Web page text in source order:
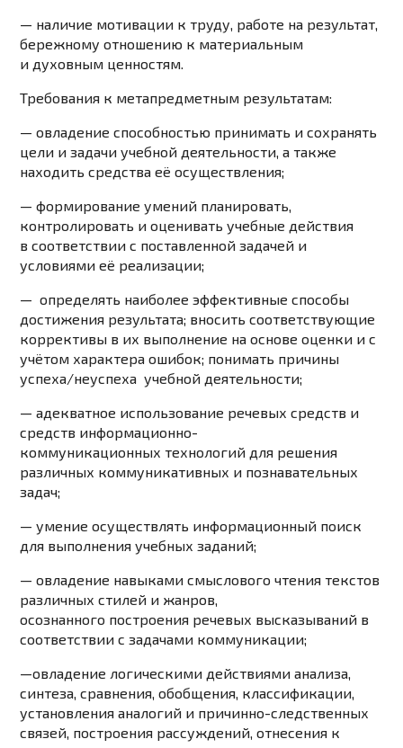
— наличие мотивации к труду, работе на результат,
бережному отношению к материальным
и духовным ценностям.
Требования к метапредметным результатам:
— овладение способностью принимать и сохранять
цели и задачи учебной деятельности, а также
находить средства её осуществления;
— формирование умений планировать,
контролировать и оценивать учебные действия
в соответствии с поставленной задачей и
условиями её реализации;
— определять наиболее эффективные способы
достижения результата; вносить соответствующие
коррективы в их выполнение на основе оценки и с
учётом характера ошибок; понимать причины
успеха/неуспеха учебной деятельности;
— адекватное использование речевых средств и
средств информационно-
коммуникационных технологий для решения
различных коммуникативных и познавательных
задач;
— умение осуществлять информационный поиск
для выполнения учебных заданий;
— овладение навыками смыслового чтения текстов
различных стилей и жанров,
осознанного построения речевых высказываний в
соответствии с задачами коммуникации;
—овладение логическими действиями анализа,
синтеза, сравнения, обобщения, классификации,
установления аналогий и причинно-следственных
связей, построения рассуждений, отнесения к